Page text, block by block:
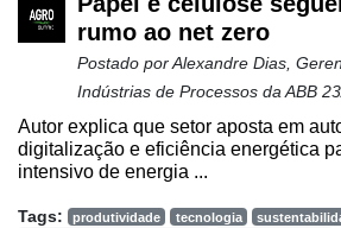
rumo ao net zero
Postado porAlexandre Dias,
Indústrias de Processos da ABB
Autor explica que setor aposta em
digitalização e eficiência energética
intensivo de energia ...
Tags: produtividade tecnologia